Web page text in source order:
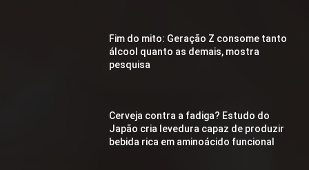
Fim do mito: Geração Z consome tanto
álcool quanto as demais, mostra
pesquisa
Cerveja contra a fadiga? Estudo do
Japão cria levedura capaz de produzir
bebida rica em aminoácido funcional